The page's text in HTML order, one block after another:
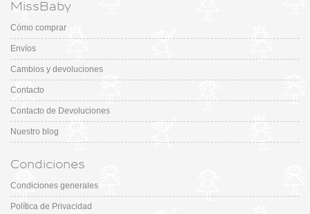
MissBaby
Cómo comprar
Envíos
Cambios y devoluciones
Contacto
Contacto de Devoluciones
Nuestro blog
Condiciones
Condiciones generales
Política de Privacidad